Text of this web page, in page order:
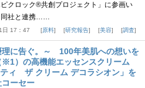
クロック®共創プロジェクト」に参画い
同社と連携……
日 17：47 原料 研究報告 美容 調査
理に告ぐ。～ 100年美肌への想いを
※1）の高機能エッセンスクリーム
ティ ザ クリーム デコラシオン」を
ーセー